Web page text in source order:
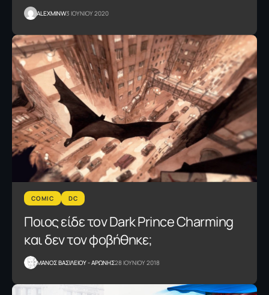
ALEXMINW3 ΙΟΥΝΙΟΥ 2020
COMIC DC
Ποιος είδε τον Dark Prince Charming
και δεν τον φοβήθηκε;
ΜΑΝΟΣ ΒΑΣΙΛΕΙΟΥ - ΑΡΩΝΗΣ28 ΙΟΥΝΙΟΥ 2018